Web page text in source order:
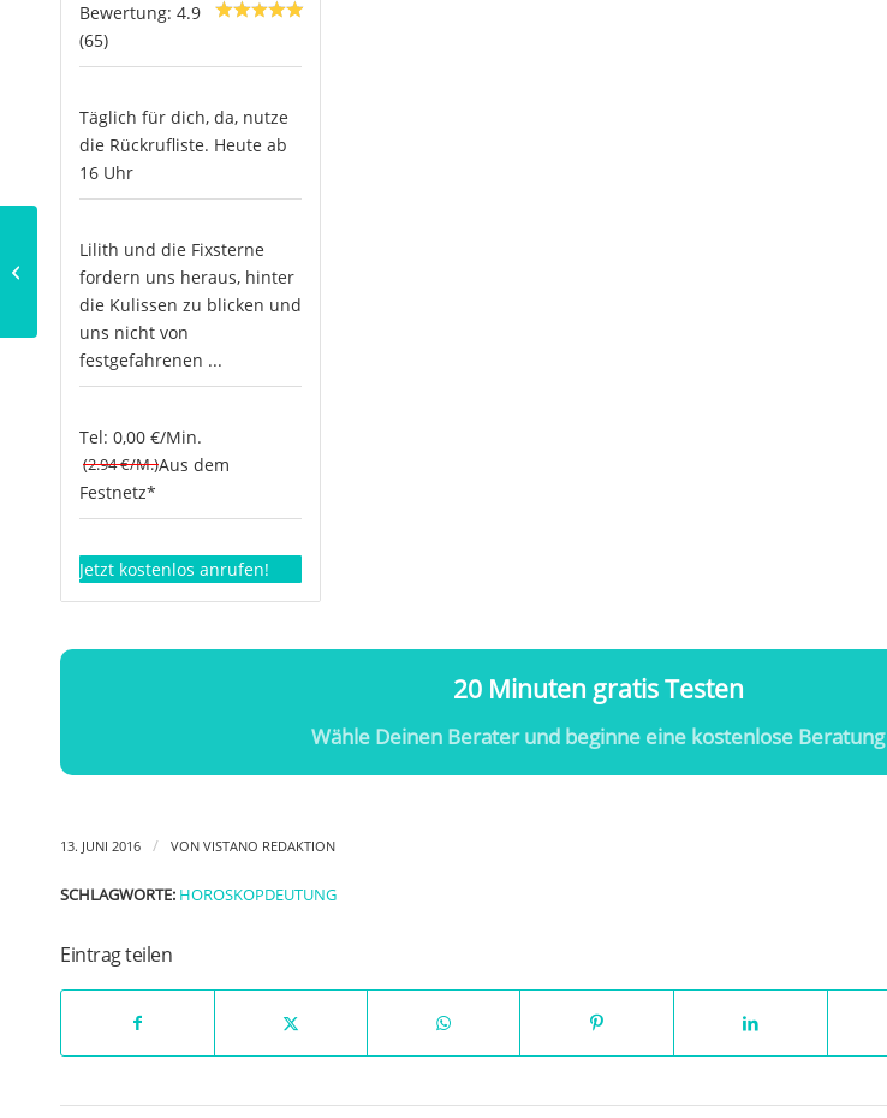
Bewertung: 4.9
(65)
Täglich für dich, da, nutze
die Rückrufliste. Heute ab
16 Uhr
Lilith und die Fixsterne
fordern uns heraus, hinter
die Kulissen zu blicken und
uns nicht von
festgefahrenen ...
Tel: 0,00 €/Min.
(2.94 €/M.)Aus dem
Festnetz*
Jetzt kostenlos anrufen!
20 Minuten gratis Testen
Wähle Deinen Berater und beginne eine kostenlose Beratung
13. JUNI 2016 / VON VISTANO REDAKTION
SCHLAGWORTE: HOROSKOPDEUTUNG
Eintrag teilen
Was ist Prana Healing?